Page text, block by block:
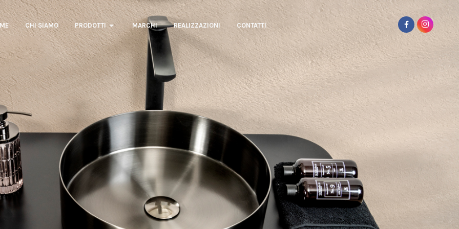
CHI SIAMO PRODOTTI MARCHI REALIZZAZIONI CONTATTI